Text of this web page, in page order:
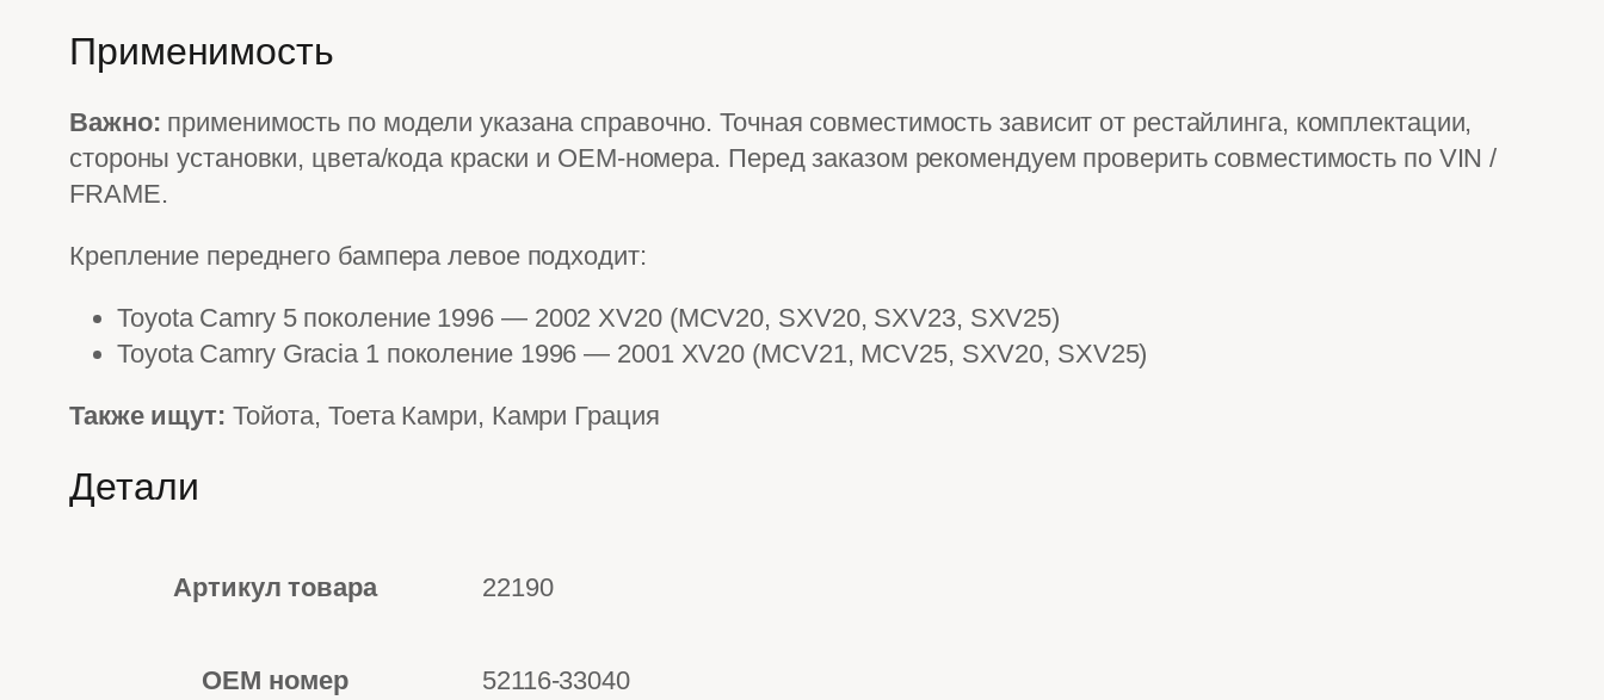
Применимость
Важно: применимость по модели указана справочно. Точная совместимость зависит от рестайлинга, комплектации,
стороны установки, цвета/кода краски и OEM-номера. Перед заказом рекомендуем проверить совместимость по VIN /
FRAME.
Крепление переднего бампера левое подходит:
Toyota Camry 5 поколение 1996 — 2002 XV20 (MCV20, SXV20, SXV23, SXV25)
Toyota Camry Gracia 1 поколение 1996 — 2001 XV20 (MCV21, MCV25, SXV20, SXV25)
Также ищут: Тойота, Тоета Камри, Камри Грация
Детали
Артикул товара 22190
OEM номер 52116-33040